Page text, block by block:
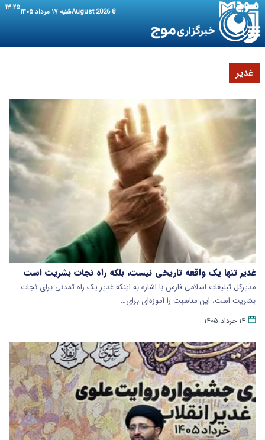
8 August 2026 شنبه ۱۷ مرداد ۱۴۰۵ ۱۳:۲۵
غدیر
غدیر تنها یک واقعه تاریخی نیست، بلکه راه نجات بشریت است
مدیرکل تبلیغات اسلامی فارس با اشاره به اینکه غدیر یک راه تمدنی برای نجات
بشریت است، این مناسبت را آموزه‌ای برای…
۱۴ خرداد ۱۴۰۵